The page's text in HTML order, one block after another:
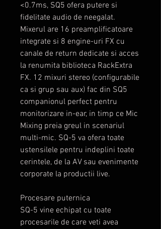
<0.7ms, SQ5 ofera putere si
fidelitate audio de neegalat.
Mixerul are 16 preamplificatoare
integrate si 8 engine-uri FX cu
canale de return dedicate si acces
la renumita biblioteca RackExtra
FX. 12 mixuri stereo (configurabile
ca si grup sau aux) fac din SQ5
companionul perfect pentru
monitorizare in-ear, in timp ce Mic
Mixing preia greul in scenariul
multi-mic. SQ-5 va ofera toate
ustensilele pentru indeplini toate
cerintele, de la AV sau evenimente
corporate la productii live.
Procesare puternica
SQ-5 vine echipat cu toate
procesarile de care veti avea